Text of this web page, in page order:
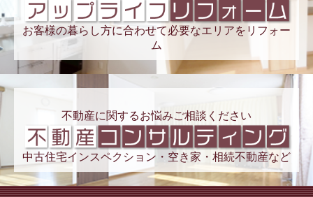
お客様の暮らし方に合わせて必要なエリアをリフォー
ム
不動産に関するお悩みご相談ください
中古住宅インスペクション・空き家・相続不動産など